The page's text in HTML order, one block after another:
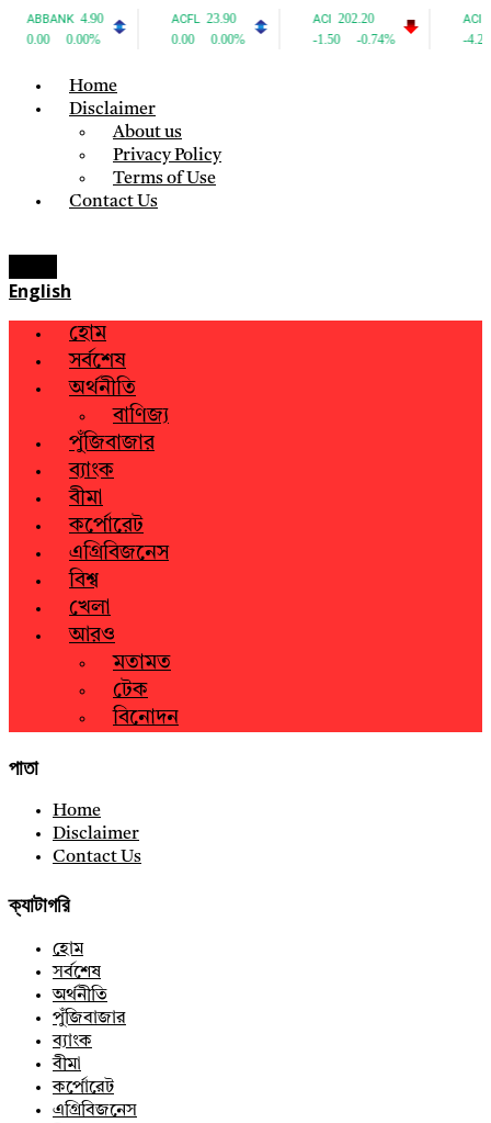
Home
Disclaimer
About us
Privacy Policy
Terms of Use
Contact Us
English
হোম
সর্বশেষ
অর্থনীতি
বাণিজ্য
পুঁজিবাজার
ব্যাংক
বীমা
কর্পোরেট
এগ্রিবিজনেস
বিশ্ব
খেলা
আরও
মতামত
টেক
বিনোদন
পাতা
Home
Disclaimer
Contact Us
ক্যাটাগরি
হোম
সর্বশেষ
অর্থনীতি
পুঁজিবাজার
ব্যাংক
বীমা
কর্পোরেট
এগ্রিবিজনেস